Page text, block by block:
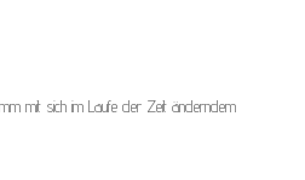
mit sich im Laufe der Zeit änderndem